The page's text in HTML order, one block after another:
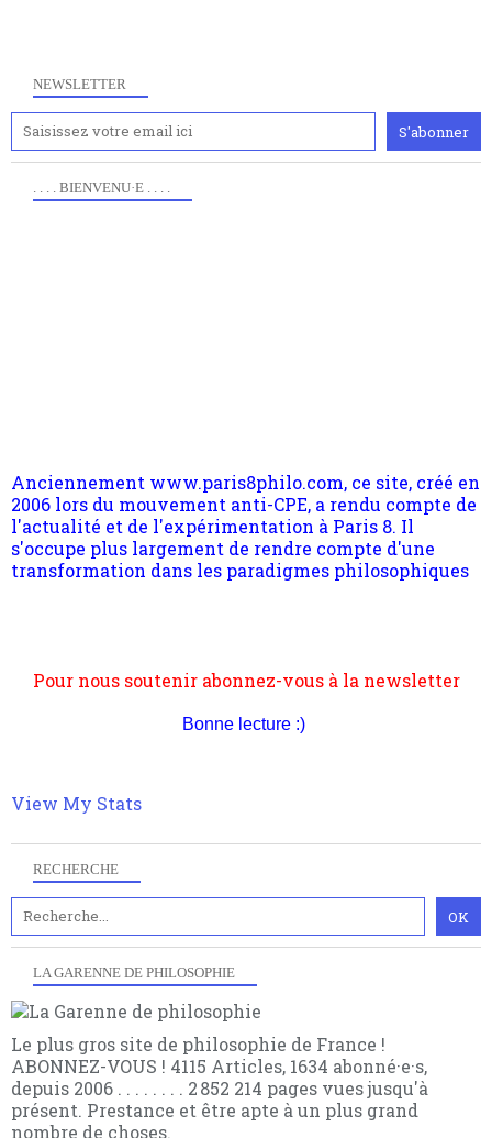
NEWSLETTER
RECHERCHE
LA GARENNE DE PHILOSOPHIE
Le plus gros site de philosophie de France !
ABONNEZ-VOUS ! 4115 Articles, 1634 abonné·e·s,
depuis 2006 . . . . . . . . 2 852 214 pages vues jusqu'à
présent. Prestance et être apte à un plus grand
nombre de choses.
. . . . BIENVENU·E . . . .
s'occupe plus largement de rendre compte d'une
transformation dans les paradigmes philosophiques
suivant la pensée du Dehors ou du Surpli, omme la
nomme les métaphysiciens classique. Nous avons
quant à nous déjà basculé d'emblée dans la modernité
articles pour être apte à un plus grand nombre de
vous le pouvez faîtes des liens depuis votre site.
Bonne lecture :)
View My Stats